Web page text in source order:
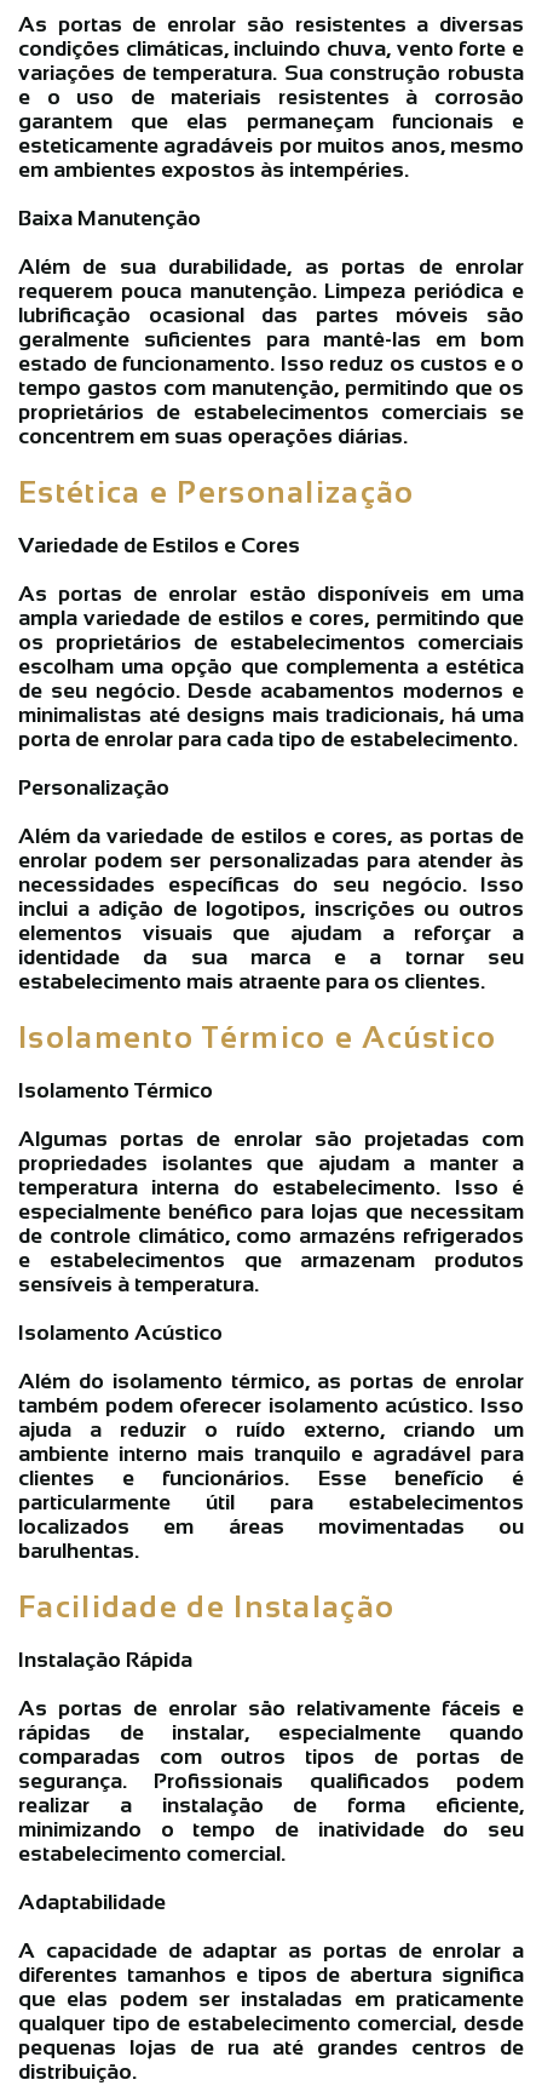
As portas de enrolar são resistentes a diversas
condições climáticas, incluindo chuva, vento forte e
variações de temperatura. Sua construção robusta
e o uso de materiais resistentes à corrosão
garantem que elas permaneçam funcionais e
esteticamente agradáveis por muitos anos, mesmo
em ambientes expostos às intempéries.
Baixa Manutenção
Além de sua durabilidade, as portas de enrolar
requerem pouca manutenção. Limpeza periódica e
lubrificação ocasional das partes móveis são
geralmente suficientes para mantê-las em bom
estado de funcionamento. Isso reduz os custos e o
tempo gastos com manutenção, permitindo que os
proprietários de estabelecimentos comerciais se
concentrem em suas operações diárias.
Estética e Personalização
Variedade de Estilos e Cores
As portas de enrolar estão disponíveis em uma
ampla variedade de estilos e cores, permitindo que
os proprietários de estabelecimentos comerciais
escolham uma opção que complementa a estética
de seu negócio. Desde acabamentos modernos e
minimalistas até designs mais tradicionais, há uma
porta de enrolar para cada tipo de estabelecimento.
Personalização
Além da variedade de estilos e cores, as portas de
enrolar podem ser personalizadas para atender às
necessidades específicas do seu negócio. Isso
inclui a adição de logotipos, inscrições ou outros
elementos visuais que ajudam a reforçar a
identidade da sua marca e a tornar seu
estabelecimento mais atraente para os clientes.
Isolamento Térmico e Acústico
Isolamento Térmico
Algumas portas de enrolar são projetadas com
propriedades isolantes que ajudam a manter a
temperatura interna do estabelecimento. Isso é
especialmente benéfico para lojas que necessitam
de controle climático, como armazéns refrigerados
e estabelecimentos que armazenam produtos
sensíveis à temperatura.
Isolamento Acústico
Além do isolamento térmico, as portas de enrolar
também podem oferecer isolamento acústico. Isso
ajuda a reduzir o ruído externo, criando um
ambiente interno mais tranquilo e agradável para
clientes e funcionários. Esse benefício é
particularmente útil para estabelecimentos
localizados em áreas movimentadas ou
barulhentas.
Facilidade de Instalação
Instalação Rápida
As portas de enrolar são relativamente fáceis e
rápidas de instalar, especialmente quando
comparadas com outros tipos de portas de
segurança. Profissionais qualificados podem
realizar a instalação de forma eficiente,
minimizando o tempo de inatividade do seu
estabelecimento comercial.
Adaptabilidade
A capacidade de adaptar as portas de enrolar a
diferentes tamanhos e tipos de abertura significa
que elas podem ser instaladas em praticamente
qualquer tipo de estabelecimento comercial, desde
pequenas lojas de rua até grandes centros de
distribuição.